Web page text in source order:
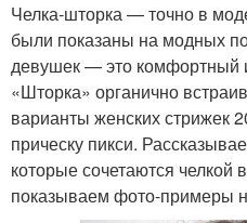
Челка-шторка — точно в
были показаны на модных
девушек — это комфортный
«Шторка» органично
варианты женских стрижек
прическу пикси.
которые сочетаются челкой
показываем фото-примеры